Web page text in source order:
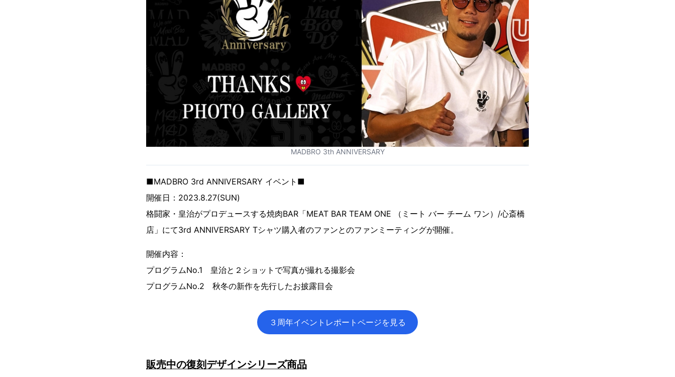
MADBRO 3th ANNIVERSARY
■MADBRO 3rd ANNIVERSARY イベント■
開催日：2023.8.27(SUN)
格闘家・皇治がプロデュースする焼肉BAR「MEAT BAR TEAM ONE （ミート バー チーム ワン）/心斎橋
店」にて3rd ANNIVERSARY Tシャツ購入者のファンとのファンミーティングが開催。
開催内容：
プログラムNo.1 皇治と２ショットで写真が撮れる撮影会
プログラムNo.2 秋冬の新作を先行したお披露目会
３周年イベントレポートページを見る
販売中の復刻デザインシリーズ商品